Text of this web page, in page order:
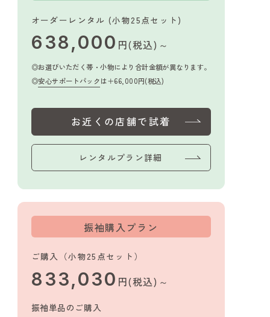
オーダーレンタル (小物25点セット)
638,000 円(税込)～
お選びいただく帯・小物により合計金額が異なります。
安心サポートパックは＋66,000円(税込)
お近くの店舗で試着
レンタルプラン詳細
振袖購入プラン
ご購入（小物25点セット）
833,030 円(税込)～
振袖単品のご購入